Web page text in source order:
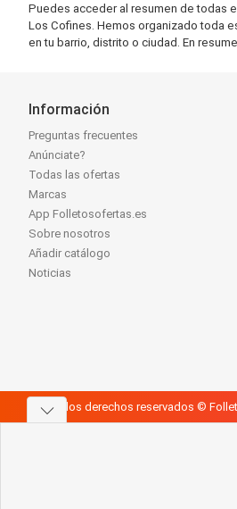
Puedes acceder al resumen de todas
Los Cofines. Hemos organizado toda
en tu barrio, distrito o ciudad. En
Información
Preguntas frecuentes
Anúnciate?
Todas las ofertas
Marcas
App Folletosofertas.es
Sobre nosotros
Añadir catálogo
Noticias
Todos los derechos reservados ©